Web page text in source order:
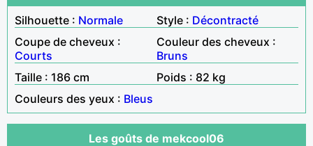
Silhouette : Normale Style : Décontracté
Coupe de cheveux :
Courts
Couleur des cheveux :
Bruns
Taille : 186 cm
Poids : 82 kg
Couleurs des yeux : Bleus
Les goûts de mekcool06